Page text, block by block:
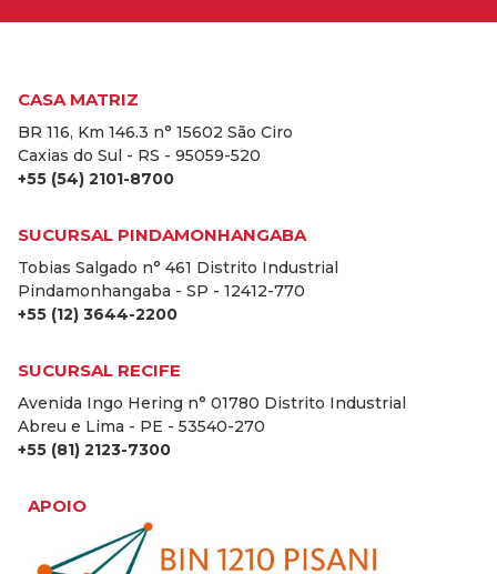
CASA MATRIZ
BR 116, Km 146.3 n° 15602 São Ciro
Caxias do Sul - RS - 95059-520
+55 (54) 2101-8700
SUCURSAL PINDAMONHANGABA
Tobias Salgado n° 461 Distrito Industrial
Pindamonhangaba - SP - 12412-770
+55 (12) 3644-2200
SUCURSAL RECIFE
Avenida Ingo Hering n° 01780 Distrito Industrial
Abreu e Lima - PE - 53540-270
+55 (81) 2123-7300
APOIO